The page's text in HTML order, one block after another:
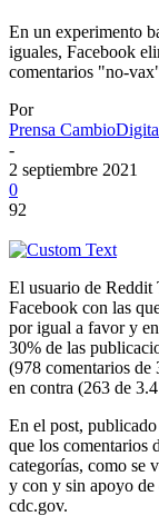
En un experimento
iguales, Facebook
comentarios "no-
Por
Prensa
-
2 septiembre 2021
0
92
El usuario de Reddit
Facebook con las
por igual a favor y
30% de las
(978 comentarios de
en contra (263 de
En el post,
que los comentarios
categorías, como se
y con y sin apoyo de
cdc.gov.